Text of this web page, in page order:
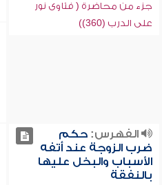
جزء من محاضرة ( فتاوى نور
على الدرب (360))
الفهرس:حكم
ضرب الزوجة عند أتفه
الأسباب والبخل عليها
بالنفقة